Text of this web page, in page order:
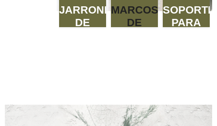
JARRONES
DE
MARCOS
DE
PARA